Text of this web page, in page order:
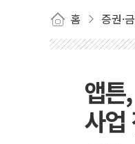
홈 증권·
앱튼
사업